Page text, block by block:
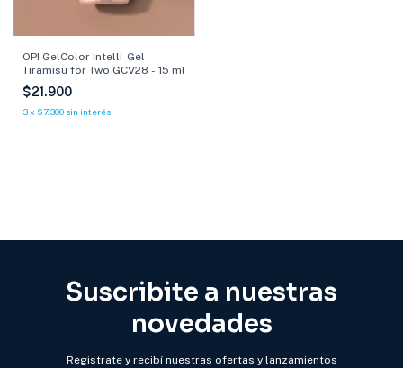
OPI GelColor Intelli-Gel
Tiramisu for Two GCV28 - 15 ml
$21.900
3x $7.300 sin interés
Suscribite a nuestras
novedades
Registrate y recibí nuestras ofertas y lanzamientos